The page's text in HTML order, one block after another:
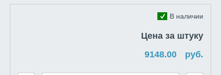
В наличии
Цена за штуку
руб.